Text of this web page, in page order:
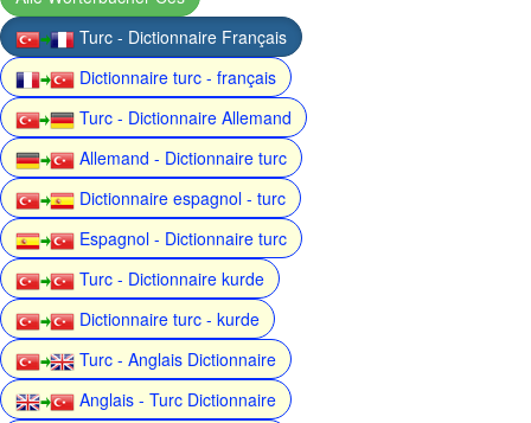
Turc - Dictionnaire Français
Dictionnaire turc - français
Turc - Dictionnaire Allemand
Allemand - Dictionnaire turc
Dictionnaire espagnol - turc
Espagnol - Dictionnaire turc
Turc - Dictionnaire kurde
Dictionnaire turc - kurde
Turc - Anglais Dictionnaire
Anglais - Turc Dictionnaire